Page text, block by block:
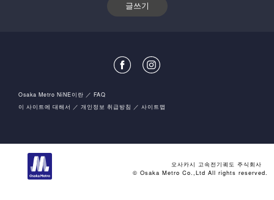
Osaka Metro NiNE이란
FAQ
이 사이트에 대해서
개인정보 취급방침 사이트맵
오사카시 고속전기궤도 주식회사
© Osaka Metro Co.,Ltd All rights reserved.